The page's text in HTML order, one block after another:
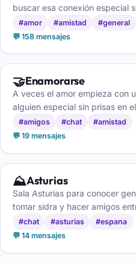
buscar esa conexión especial
#amor #amistad
#general
💬 158 mensajes
🤝Enamorarse
A veces el amor empieza con
alguien especial sin prisas en
#amigos #chat
#amistad
💬 19 mensajes
⛰️Asturias
Sala Asturias para conocer
tomar sidra y hacer amigos
#chat #asturias
#espana
💬 14 mensajes